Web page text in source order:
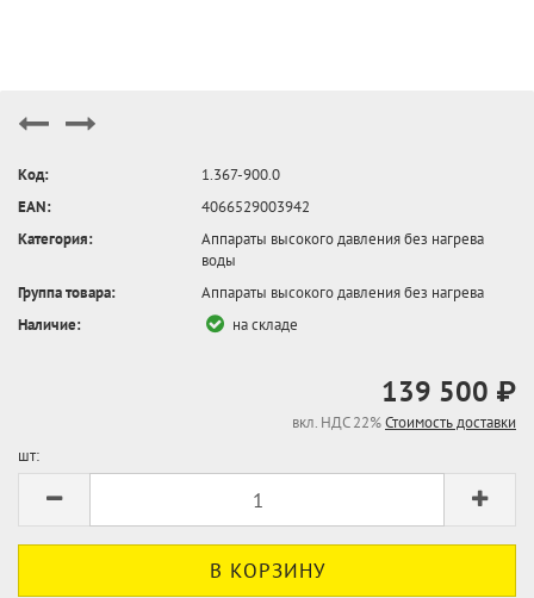
Код:
1.367-900.0
EAN:
4066529003942
Категория:
Аппараты высокого давления без нагрева
воды
Группа товара:
Аппараты высокого давления без нагрева
Наличие:
на складе
139 500 ₽
вкл. НДС 22%Стоимость доставки
шт: